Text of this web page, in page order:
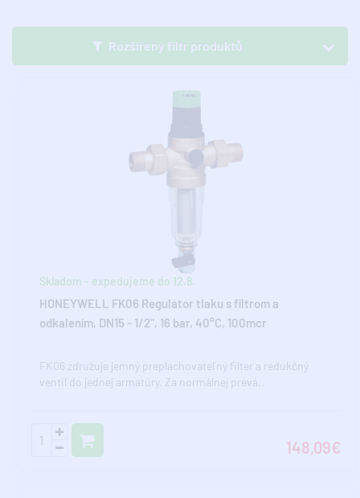
Rozšířený filtr produktů
Skladom - expedujeme do 12.8.
HONEYWELL FK06 Regulátor tlaku s filtrom a
odkalením, DN15 - 1/2", 16 bar, 40°C, 100mcr
FK06 združuje jemný preplachovateľný filter a redukčný
ventil do jednej armatúry. Za normálnej prevá..
148,09€